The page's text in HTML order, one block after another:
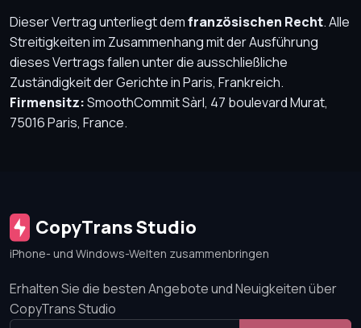
Dieser Vertrag unterliegt demfranzösischen Recht. Alle
Streitigkeiten im Zusammenhang mit der Ausführung
dieses Vertrags fallen unter die ausschließliche
Zuständigkeit der Gerichte in Paris, Frankreich.
Firmensitz:SmoothCommit Sàrl, 47 boulevard Murat,
75016 Paris, France.
CopyTrans Studio
iPhone- und Windows-Welten zusammenbringen
Erhalten Sie die besten Angebote und Neuigkeiten über
CopyTrans Studio